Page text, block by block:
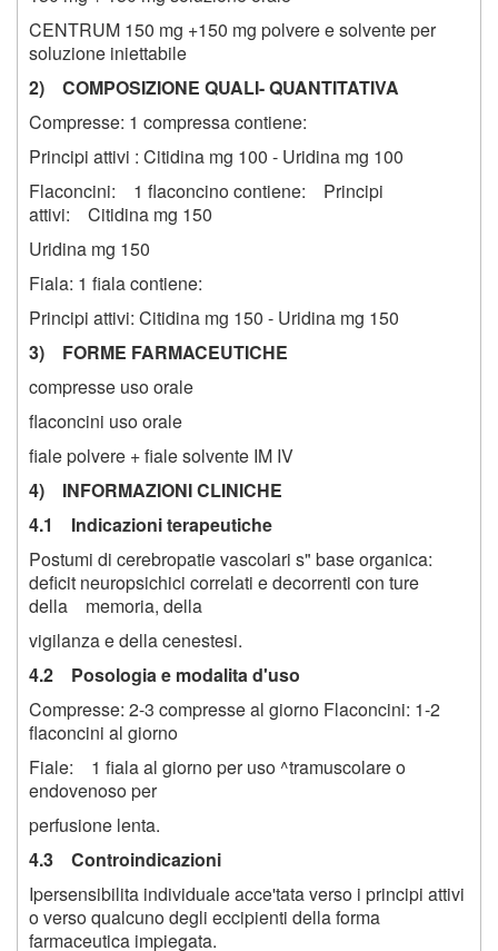
CENTRUM 150 mg +150 mg polvere e solvente per
soluzione iniettabile
2) COMPOSIZIONE QUALI- QUANTITATIVA
Compresse: 1 compressa contiene:
Principi attivi : Citidina mg 100 - Uridina mg 100
Flaconcini: 1 flaconcino contiene: Principi
attivi: Citidina mg 150
Uridina mg 150
Fiala: 1 fiala contiene:
Principi attivi: Citidina mg 150 - Uridina mg 150
3) FORME FARMACEUTICHE
compresse uso orale
flaconcini uso orale
fiale polvere + fiale solvente IM IV
4) INFORMAZIONI CLINICHE
4.1 Indicazioni terapeutiche
Postumi di cerebropatie vascolari s" base organica:
deficit neuropsichici correlati e decorrenti con ture
della memoria, della
vigilanza e della cenestesi.
4.2 Posologia e modalita d'uso
Compresse: 2-3 compresse al giorno Flaconcini: 1-2
flaconcini al giorno
Fiale: 1 fiala al giorno per uso ^tramuscolare o
endovenoso per
perfusione lenta.
4.3 Controindicazioni
Ipersensibilita individuale acce'tata verso i principi attivi
o verso qualcuno degli eccipienti della forma
farmaceutica impiegata.